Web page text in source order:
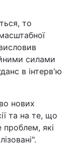
то
силами
в інтерв'ю
нових
та на те, що
проблем, які